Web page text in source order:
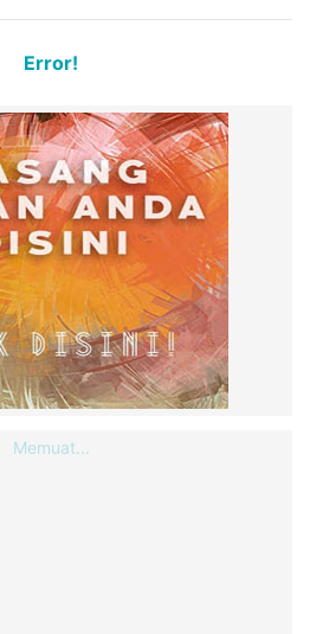
Error!
Memuat...